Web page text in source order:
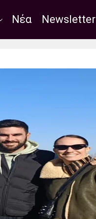
Νέα Newsletter